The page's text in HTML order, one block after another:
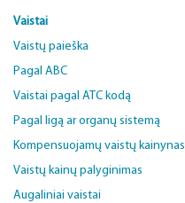
Vaistai
Vaistų paieška
Pagal ABC
Vaistai pagal ATC kodą
Pagal ligą ar organų sistemą
Kompensuojamų vaistų kainynas
Vaistų kainų palyginimas
Augaliniai vaistai